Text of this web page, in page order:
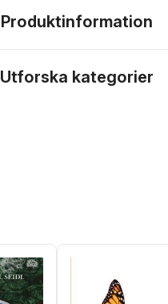
Produktinformation
Utforska kategorier